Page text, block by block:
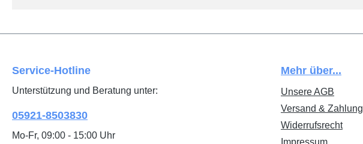
Service-Hotline
Unterstützung und Beratung unter:
05921-8503830
Mo-Fr, 09:00 - 15:00 Uhr
Mehr über...
Unsere AGB
Versand & Zahlung
Widerrufsrecht
Impressum